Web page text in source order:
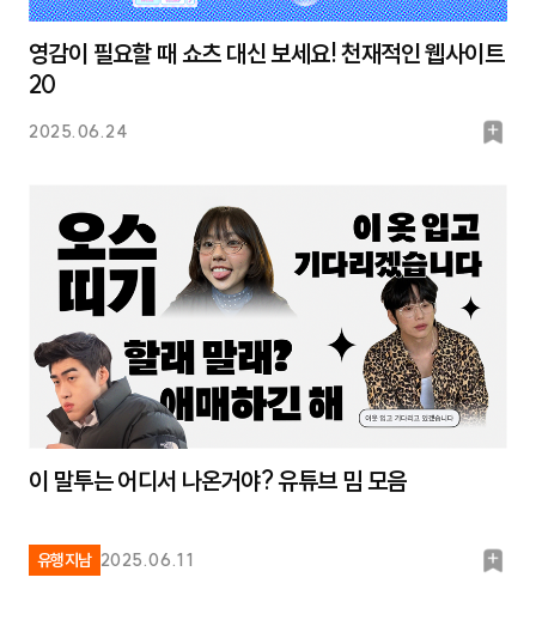
영감이 필요할 때 쇼츠 대신 보세요! 천재적인 웹사이트
20
2025.06.24
북
이 말투는 어디서 나온거야? 유튜브 밈 모음
유행지남 2025.06.11
북